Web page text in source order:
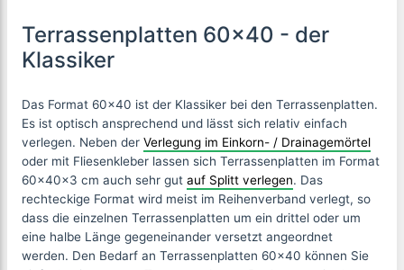
Terrassenplatten 60x40 - der
Klassiker
Das Format 60x40 ist der Klassiker bei den Terrassenplatten.
Es ist optisch ansprechend und lässt sich relativ einfach
verlegen. Neben der Verlegung im Einkorn- / Drainagemörtel
oder mit Fliesenkleber lassen sich Terrassenplatten im Format
60x40x3 cm auch sehr gut auf Splitt verlegen. Das
rechteckige Format wird meist im Reihenverband verlegt, so
dass die einzelnen Terrassenplatten um ein drittel oder um
eine halbe Länge gegeneinander versetzt angeordnet
werden. Den Bedarf an Terrassenplatten 60x40 können Sie